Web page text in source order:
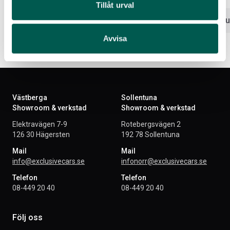
Tillåt urval
Avvisa
Lägg i varukorg Lägg i
Västberga
Showroom & verkstad
Elektravägen 7-9
126 30 Hägersten
Mail
info@exclusivecars.se
Telefon
08-449 20 40
Sollentuna
Showroom & verkstad
Rotebergsvägen 2
192 78 Sollentuna
Mail
infonorr@exclusivecars.se
Telefon
08-449 20 40
Följ oss